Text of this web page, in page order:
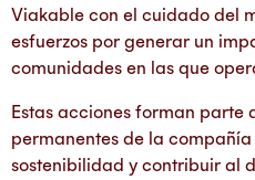
Viakable con el cuidado del
esfuerzos por generar un
comunidades en las que
Estas acciones forman parte
permanentes de la
sostenibilidad y contribuir al